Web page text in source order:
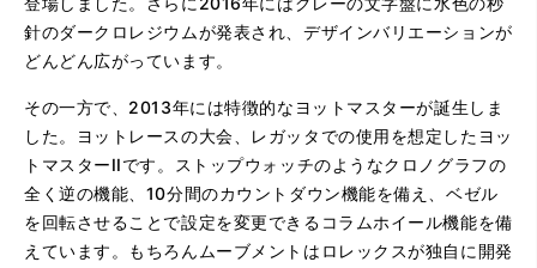
針のダークロレジウムが発表され、デザインバリエーションが
どんどん広がっています。
その一方で、2013年には特徴的なヨットマスターが誕生しま
した。ヨットレースの大会、レガッタでの使用を想定したヨッ
トマスターIIです。ストップウォッチのようなクロノグラフの
全く逆の機能、10分間のカウントダウン機能を備え、ベゼル
を回転させることで設定を変更できるコラムホイール機能を備
えています。もちろんムーブメントはロレックスが独自に開発